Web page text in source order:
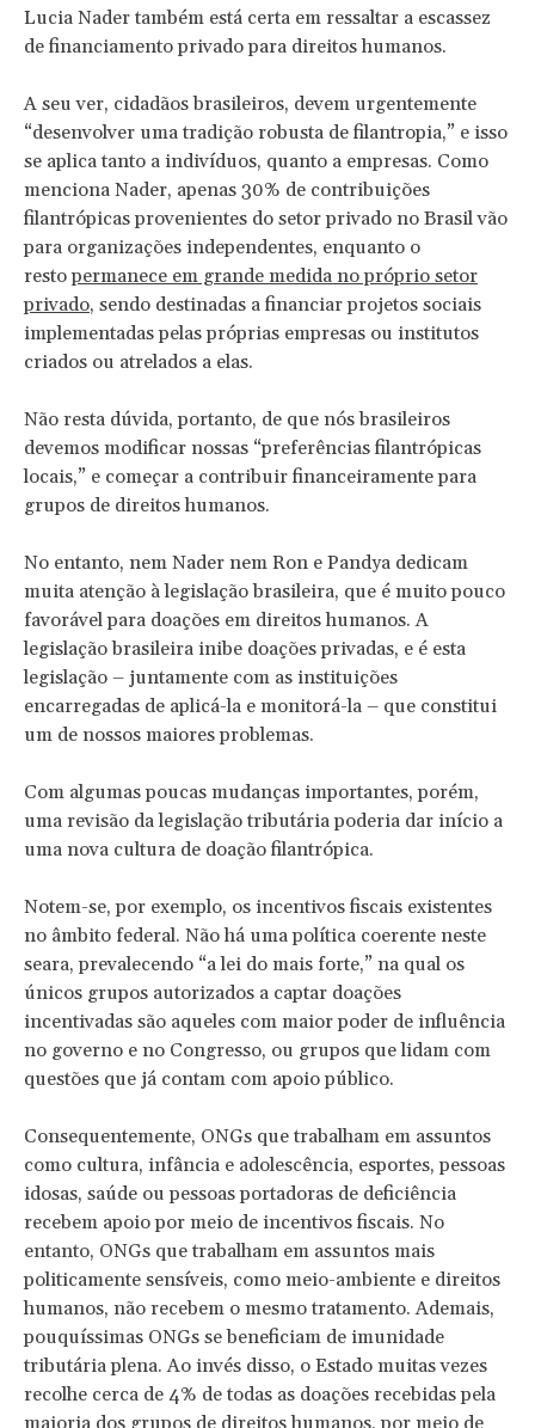
Lucia Nader também está certa em ressaltar a escassez
de financiamento privado para direitos humanos.
A seu ver, cidadãos brasileiros, devem urgentemente
“desenvolver uma tradição robusta de filantropia,” e isso
se aplica tanto a indivíduos, quanto a empresas. Como
menciona Nader, apenas 30% de contribuições
filantrópicas provenientes do setor privado no Brasil vão
para organizações independentes, enquanto o
restopermanece em grande medida no próprio setor
privado, sendo destinadas a financiar projetos sociais
implementadas pelas próprias empresas ou institutos
criados ou atrelados a elas.
Não resta dúvida, portanto, de que nós brasileiros
devemos modificar nossas “preferências filantrópicas
locais,” e começar a contribuir financeiramente para
grupos de direitos humanos.
No entanto, nem Nader nem Ron e Pandya dedicam
muita atenção à legislação brasileira, que é muito pouco
favorável para doações em direitos humanos. A
legislação brasileira inibe doações privadas, e é esta
legislação – juntamente com as instituições
encarregadas de aplicá-la e monitorá-la – que constitui
um de nossos maiores problemas.
Com algumas poucas mudanças importantes, porém,
uma revisão da legislação tributária poderia dar início a
uma nova cultura de doação filantrópica.
Notem-se, por exemplo, os incentivos fiscais existentes
no âmbito federal. Não há uma política coerente neste
seara, prevalecendo “a lei do mais forte,” na qual os
únicos grupos autorizados a captar doações
incentivadas são aqueles com maior poder de influência
no governo e no Congresso, ou grupos que lidam com
questões que já contam com apoio público.
Consequentemente, ONGs que trabalham em assuntos
como cultura, infância e adolescência, esportes, pessoas
idosas, saúde ou pessoas portadoras de deficiência
recebem apoio por meio de incentivos fiscais. No
entanto, ONGs que trabalham em assuntos mais
politicamente sensíveis, como meio-ambiente e direitos
humanos, não recebem o mesmo tratamento. Ademais,
pouquíssimas ONGs se beneficiam de imunidade
tributária plena. Ao invés disso, o Estado muitas vezes
recolhe cerca de 4% de todas as doações recebidas pela
maioria dos grupos de direitos humanos, por meio de